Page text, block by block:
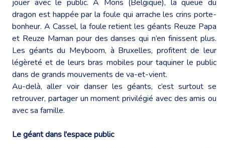
jouer avec le public. A Mons (Belgique), la queue du
dragon est happée par la foule qui arrache les crins porte-
bonheur. A Cassel, la foule retient les géants Reuze Papa
et Reuze Maman pour des danses qui n’en finissent plus.
Les géants du Meyboom, à Bruxelles, profitent de leur
légèreté et de leurs bras mobiles pour taquiner le public
dans de grands mouvements de va-et-vient.
Au-delà, aller voir danser les géants, c’est surtout se
retrouver, partager un moment privilégié avec des amis ou
avec sa famille.
Le géant dans l'espace public